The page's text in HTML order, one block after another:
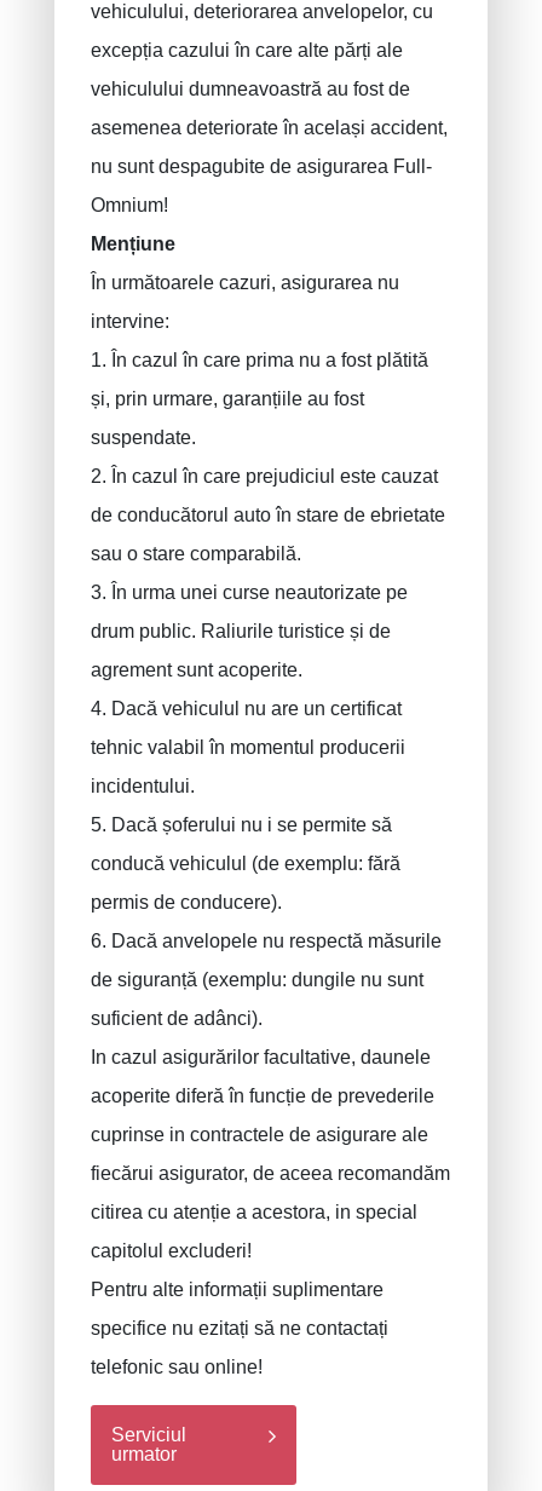
vehiculului, deteriorarea anvelopelor, cu
excepția cazului în care alte părți ale
vehiculului dumneavoastră au fost de
asemenea deteriorate în același accident,
nu sunt despagubite de asigurarea Full-
Omnium!
Mențiune
În următoarele cazuri, asigurarea nu
intervine:
1. În cazul în care prima nu a fost plătită
și, prin urmare, garanțiile au fost
suspendate.
2. În cazul în care prejudiciul este cauzat
de conducătorul auto în stare de ebrietate
sau o stare comparabilă.
3. În urma unei curse neautorizate pe
drum public. Raliurile turistice și de
agrement sunt acoperite.
4. Dacă vehiculul nu are un certificat
tehnic valabil în momentul producerii
incidentului.
5. Dacă șoferului nu i se permite să
conducă vehiculul (de exemplu: fără
permis de conducere).
6. Dacă anvelopele nu respectă măsurile
de siguranță (exemplu: dungile nu sunt
suficient de adânci).
In cazul asigurărilor facultative, daunele
acoperite diferă în funcție de prevederile
cuprinse in contractele de asigurare ale
fiecărui asigurator, de aceea recomandăm
citirea cu atenție a acestora, in special
capitolul excluderi!
Pentru alte informații suplimentare
specifice nu ezitați să ne contactați
telefonic sau online!
Serviciul
urmator